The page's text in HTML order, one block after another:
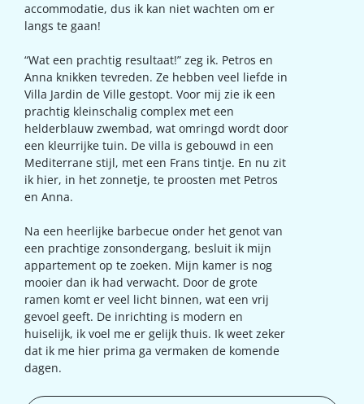
accommodatie, dus ik kan niet wachten om er
langs te gaan!
“Wat een prachtig resultaat!” zeg ik. Petros en
Anna knikken tevreden. Ze hebben veel liefde in
Villa Jardin de Ville gestopt. Voor mij zie ik een
prachtig kleinschalig complex met een
helderblauw zwembad, wat omringd wordt door
een kleurrijke tuin. De villa is gebouwd in een
Mediterrane stijl, met een Frans tintje. En nu zit
ik hier, in het zonnetje, te proosten met Petros
en Anna.
Na een heerlijke barbecue onder het genot van
een prachtige zonsondergang, besluit ik mijn
appartement op te zoeken. Mijn kamer is nog
mooier dan ik had verwacht. Door de grote
ramen komt er veel licht binnen, wat een vrij
gevoel geeft. De inrichting is modern en
huiselijk, ik voel me er gelijk thuis. Ik weet zeker
dat ik me hier prima ga vermaken de komende
dagen.